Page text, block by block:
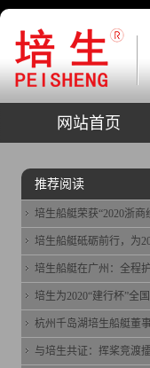
网站首页
推荐阅读
培生船艇荣获“2020浙
培生船艇砥砺前行，为
培生船艇在广州：全程
培生为2020“建行杯”全
杭州千岛湖培生船艇董
与培生共证：挥桨竞渡